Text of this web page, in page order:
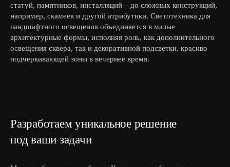
статуй, памятников, инсталляций – до сложных конструкций,
например, скамеек и другой атрибутики. Светотехника для
ландшафтного освещения объединяется в малые
архитектурные формы, исполняя роль, как дополнительного
освещения сквера, так и декоративной подсветки, красиво
подчеркивающей зоны в вечернее время.
Разработаем уникальное решение
под ваши задачи